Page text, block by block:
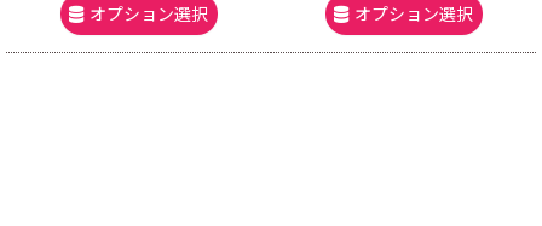
オプション選択 オプション選択